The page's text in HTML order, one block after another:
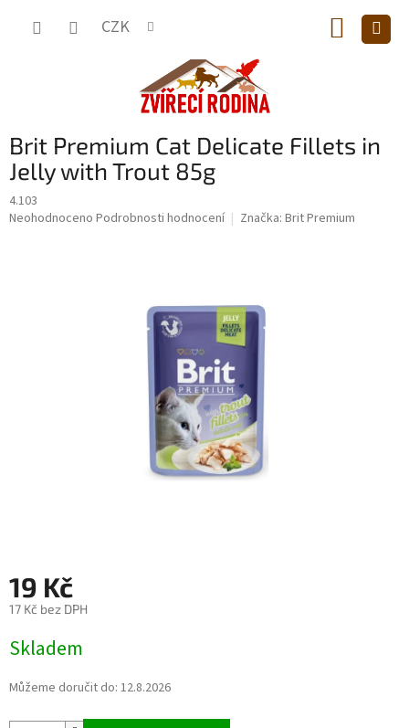
CZK
KOŠÍK
Brit Premium Cat Delicate Fillets in
Jelly with Trout 85g
4.103
Průměrné
Neohodnoceno Podrobnosti hodnocení Značka: Brit Premium
19 Kč
17 Kč bez DPH
cena:
Skladem
Můžeme doručit do: 12.8.2026